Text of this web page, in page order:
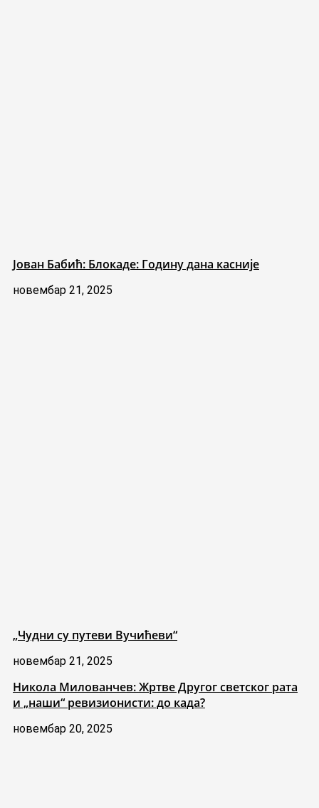
Јован Бабић: Блокаде: Годину дана касније
новембар 21, 2025
„Чудни су путеви Вучићеви“
новембар 21, 2025
Никола Милованчев: Жртве Другог светског рата
и „наши“ ревизионисти: до када?
новембар 20, 2025